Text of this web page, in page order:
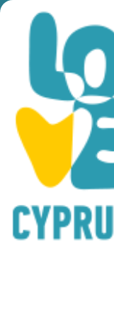
You are here: Home
LAB
LAB